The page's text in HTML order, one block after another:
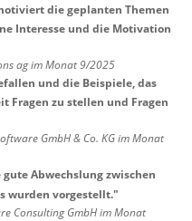
die geplanten Themen
Interesse und die Motivation
ag im Monat 9/2025
und die Beispiele, das
Fragen zu stellen und Fragen
GmbH & Co. KG im Monat
Abwechslung zwischen
wurden vorgestellt."
Consulting GmbH im Monat